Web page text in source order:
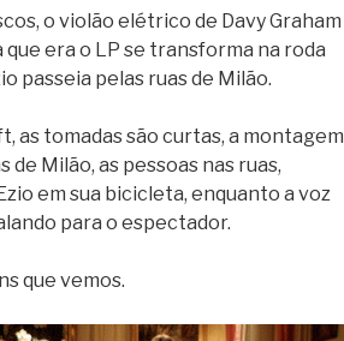
o violão elétrico de Davy Graham
era o LP se transforma na roda
passeia pelas ruas de Milão.
as tomadas são curtas, a montagem
de Milão, as pessoas nas ruas,
em sua bicicleta, enquanto a voz
para o espectador.
que vemos.